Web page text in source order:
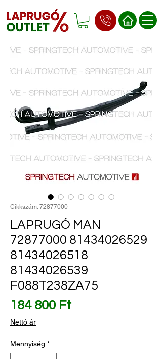
Cikkszám: 72877000
LAPRUGÓ MAN
72877000 81434026529
81434026518
81434026539
F088T238ZA75
184 800 FtÁr
Nettó ár
Mennyiség *